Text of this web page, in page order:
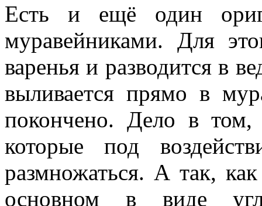
Есть и ещё один
муравейниками. Для
варенья и разводится в
выливается прямо в
покончено. Дело в
которые под
размножаться. А так,
основном в виде